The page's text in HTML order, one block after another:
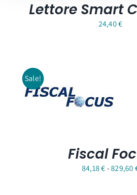
Lettore Smart
24,40€
Sale!
Fiscal
84,18€-829,60